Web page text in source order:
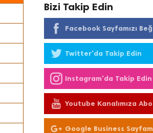
Bizi Takip Edin
Facebook Sayfamızı
Twitter'da Takip Edin
Instagram'da Takip Edin
Youtube Kanalımıza
Olun
Google Business